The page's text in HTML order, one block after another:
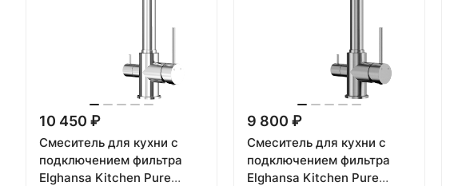
10 450 ₽
Смеситель для кухни с
подключением фильтра
Elghansa Kitchen Pure
9 800 ₽
Смеситель для кухни с
подключением фильтра
Elghansa Kitchen Pure